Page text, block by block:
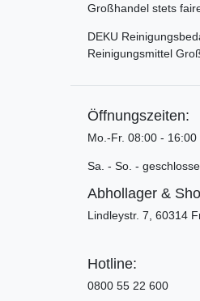
Großhandel stets
DEKU
Reinigungsmittel
Öffnungszeiten:
Mo.-Fr. 08:00 - 16:00
Sa. - So. -
Abhollager &
Lindleystr. 7, 60314
Hotline:
0800 55 22 600